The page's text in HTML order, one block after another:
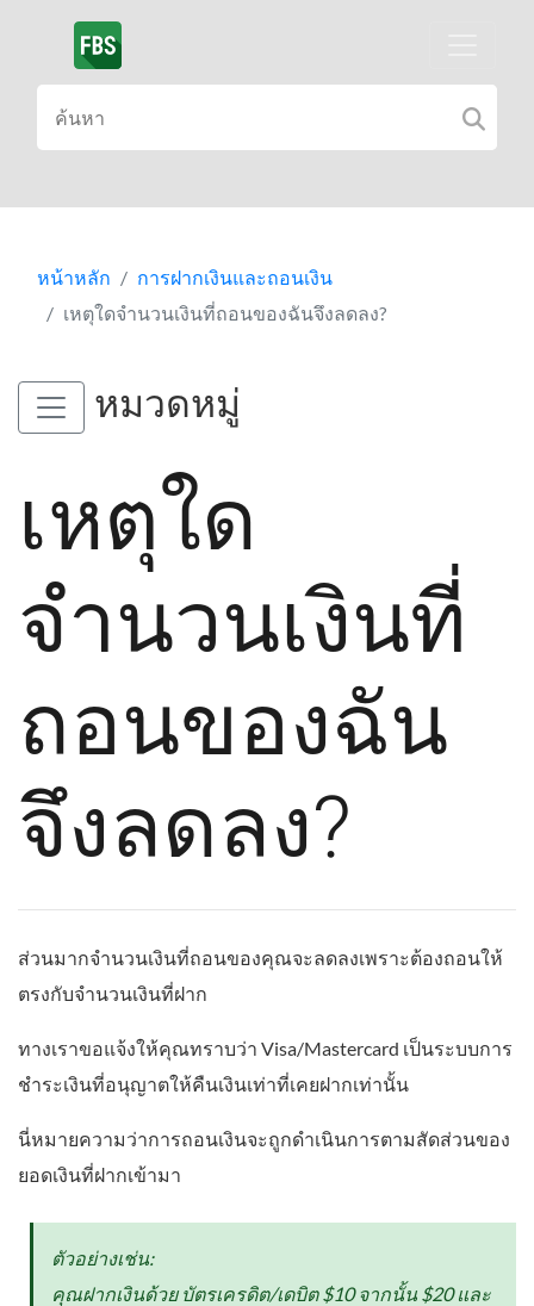
หน้าหลัก
การฝากเงินและถอนเงิน
เหตุใดจำนวนเงินที่ถอนของฉันจึงลดลง?
หมวดหมู่
เหตุใด
จำนวนเงินที่
ถอนของฉัน
จึงลดลง?
ส่วนมากจำนวนเงินที่ถอนของคุณจะลดลงเพราะต้องถอนให้
ตรงกับจำนวนเงินที่ฝาก
ทางเราขอแจ้งให้คุณทราบว่า Visa/Mastercard เป็นระบบการ
ชำระเงินที่อนุญาตให้คืนเงินเท่าที่เคยฝากเท่านั้น
นี่หมายความว่าการถอนเงินจะถูกดำเนินการตามสัดส่วนของ
ยอดเงินที่ฝากเข้ามา
ตัวอย่างเช่น:
คุณฝากเงินด้วย บัตรเครดิต/เดบิต $10 จากนั้น $20 และ